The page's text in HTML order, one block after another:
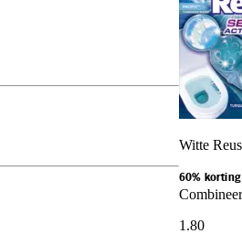
Witte
60% korting
1 .80